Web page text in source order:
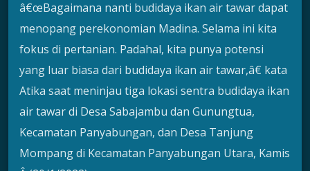
â€œBagaimana nanti budidaya ikan air tawar dapat
menopang perekonomian Madina. Selama ini kita
fokus di pertanian. Padahal, kita punya potensi
yang luar biasa dari budidaya ikan air tawar,â€ kata
Atika saat meninjau tiga lokasi sentra budidaya ikan
air tawar di Desa Sabajambu dan Gunungtua,
Kecamatan Panyabungan, dan Desa Tanjung
Mompang di Kecamatan Panyabungan Utara, Kamis